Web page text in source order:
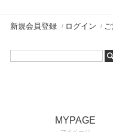
新規会員登録 ログイン
MYPAGE